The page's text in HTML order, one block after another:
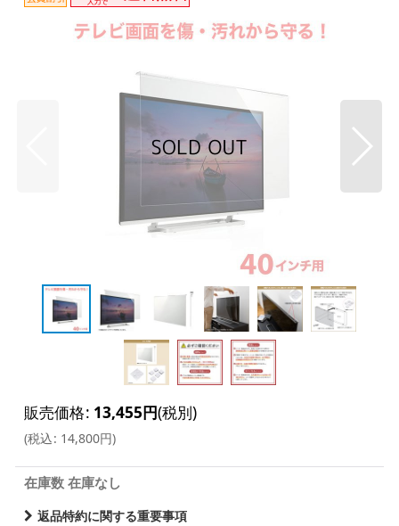
販売価格: 13,455円(税別)
(税込: 14,800円)
在庫数 在庫なし
返品特約に関する重要事項